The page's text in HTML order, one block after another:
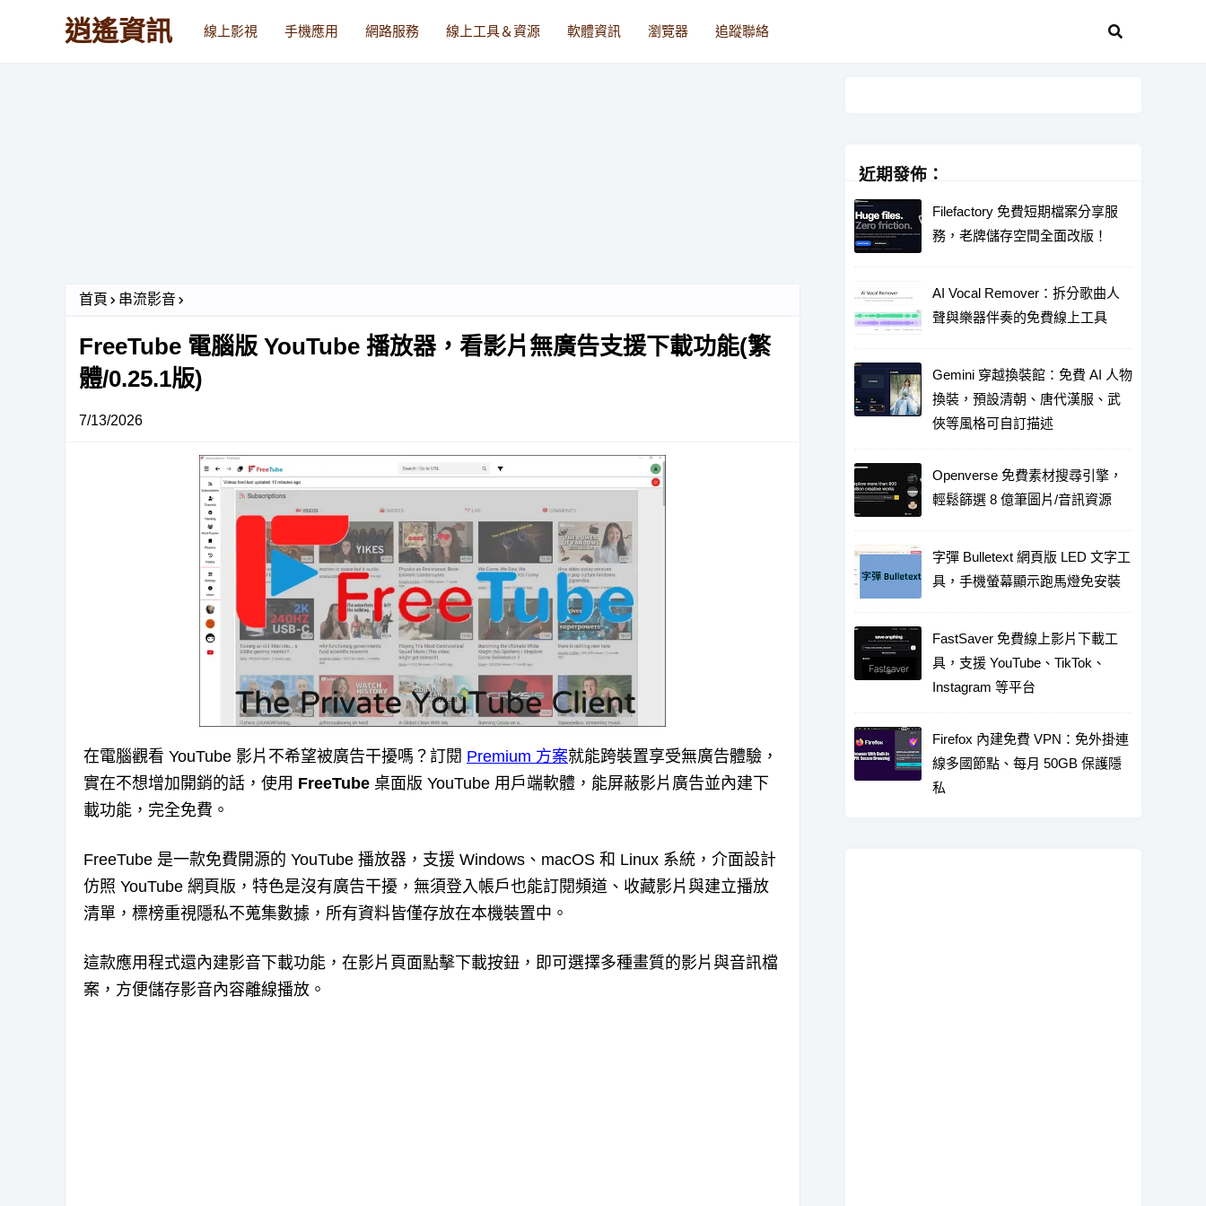
逍遙資訊 線上影視 手機應用 網路服務 線上工具＆資源 軟體資訊 瀏覽器 追蹤聯絡
首頁 串流影音
FreeTube 電腦版 YouTube 播放器，看影片無廣告支援下載功能(繁
體/0.25.1版)
7/13/2026
在電腦觀看 YouTube 影片不希望被廣告干擾嗎？訂閱 Premium 方案就能跨裝置享受無廣告體驗，
實在不想增加開銷的話，使用 FreeTube 桌面版 YouTube 用戶端軟體，能屏蔽影片廣告並內建下
載功能，完全免費。
FreeTube 是一款免費開源的 YouTube 播放器，支援 Windows、macOS 和 Linux 系統，介面設計
仿照 YouTube 網頁版，特色是沒有廣告干擾，無須登入帳戶也能訂閱頻道、收藏影片與建立播放
清單，標榜重視隱私不蒐集數據，所有資料皆僅存放在本機裝置中。
這款應用程式還內建影音下載功能，在影片頁面點擊下載按鈕，即可選擇多種畫質的影片與音訊檔
案，方便儲存影音內容離線播放。
近期發佈：
Filefactory 免費短期檔案分享服
務，老牌儲存空間全面改版！
AI Vocal Remover：拆分歌曲人
聲與樂器伴奏的免費線上工具
Gemini 穿越換裝館：免費 AI 人物
換裝，預設清朝、唐代漢服、武
俠等風格可自訂描述
Openverse 免費素材搜尋引擎，
輕鬆篩選 8 億筆圖片/音訊資源
字彈 Bulletext 網頁版 LED 文字工
具，手機螢幕顯示跑馬燈免安裝
FastSaver 免費線上影片下載工
具，支援 YouTube、TikTok、
Instagram 等平台
Firefox 內建免費 VPN：免外掛連
線多國節點、每月 50GB 保護隱
私